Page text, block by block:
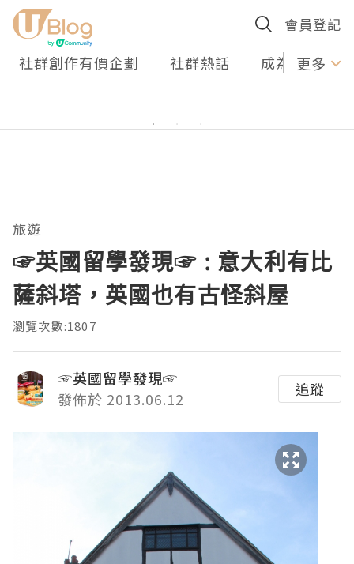
會員登記
社群創作有價企劃 社群熱話 成為U更多
旅遊
☞英國留學發現☞ : 意大利有比
薩斜塔，英國也有古怪斜屋
瀏覽次數:1807
☞英國留學發現☞
發佈於 2013.06.12
追蹤